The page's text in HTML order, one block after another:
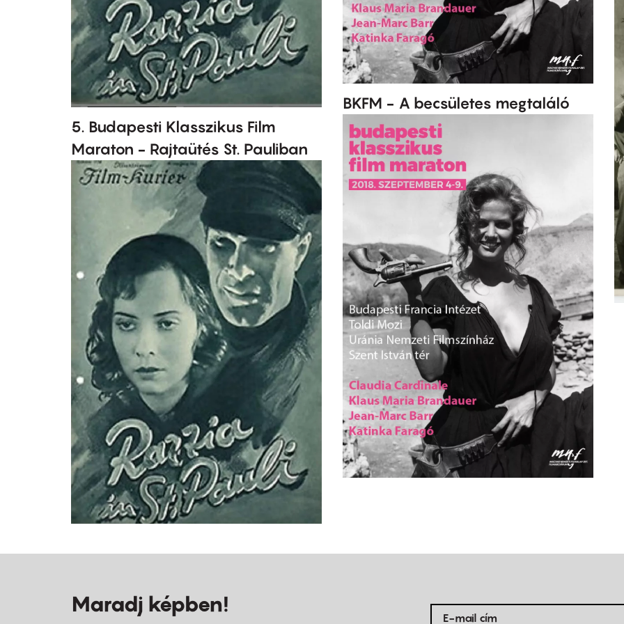
5. Budapesti Klasszikus Film
Maraton - Rajtaütés St. Pauliban
BKFM - A becsületes megtaláló
Maradj képben!